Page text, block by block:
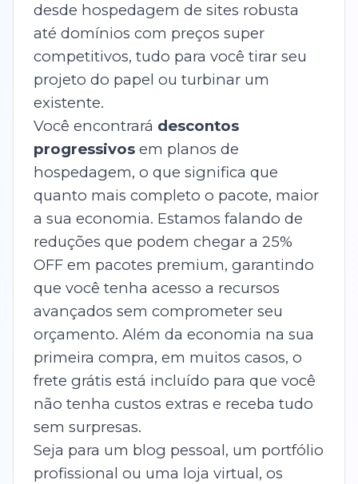
desde hospedagem de sites robusta
até domínios com preços super
competitivos, tudo para você tirar seu
projeto do papel ou turbinar um
existente.
Você encontrará descontos
progressivosem planos de
hospedagem, o que significa que
quanto mais completo o pacote, maior
a sua economia. Estamos falando de
reduções que podem chegar a 25%
OFF em pacotes premium, garantindo
que você tenha acesso a recursos
avançados sem comprometer seu
orçamento. Além da economia na sua
primeira compra, em muitos casos, o
frete grátis está incluído para que você
não tenha custos extras e receba tudo
sem surpresas.
Seja para um blog pessoal, um portfólio
profissional ou uma loja virtual, os